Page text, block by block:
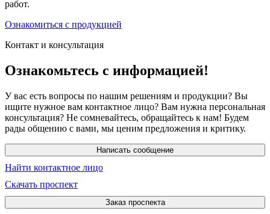
работ.
Ознакомиться с продукцией
Контакт и консультация
Ознакомьтесь с информацией!
У вас есть вопросы по нашим решениям и продукции? Вы
ищите нужное вам контактное лицо? Вам нужна персональная
консультация? Не сомневайтесь, обращайтесь к нам! Будем
рады общению с вами, мы ценим предложения и критику.
Написать сообщение
Найти контактное лицо
Скачать проспект
Заказ проспекта